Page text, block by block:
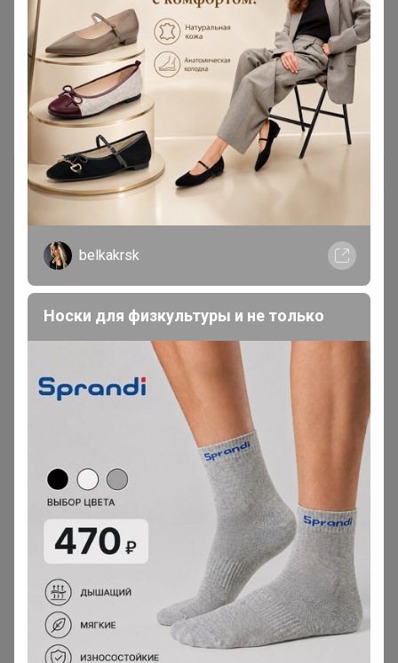
с условиями членства в клубе и правилами
вступления, изложенными в следующих
документах:Правила совместных закупок,
Соглашение пользователя
Политика
конфиденциальности
Обработка персональных
данных.
Зарегистрироваться
200 000+
пользователей
по
belkakrsk
Носки для физкультуры и не только